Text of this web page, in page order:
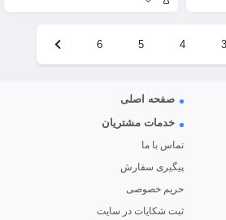
3
4
5
6
صفحه اصلی
خدمات مشتریان
تماس با ما
پیگیری سفارش
حریم خصوصی
ثبت شکایات در سایت